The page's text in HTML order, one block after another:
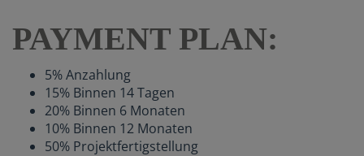
PAYMENT PLAN:
5% Anzahlung
15% Binnen 14 Tagen
20% Binnen 6 Monaten
10% Binnen 12 Monaten
50% Projektfertigstellung